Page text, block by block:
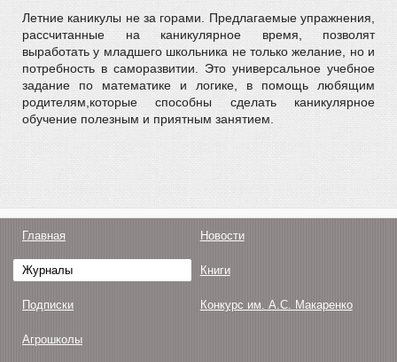
Летние каникулы не за горами. Предлагаемые упражнения,
рассчитанные на каникулярное время, позволят
выработать у младшего школьника не только желание, но и
потребность в саморазвитии. Это универсальное учебное
задание по математике и логике, в помощь любящим
родителям,которые способны сделать каникулярное
обучение полезным и приятным занятием.
Главная Новости
Журналы Книги
Подписки Конкурс им. А.С. Макаренко
Агрошколы